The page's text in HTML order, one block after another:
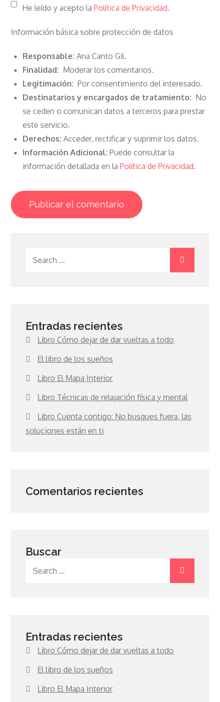
He leído y acepto laPolítica de Privacidad.
Información básica sobre protección de datos
Responsable: Ana Canto Gil.
Finalidad: Moderar los comentarios.
Legitimación: Por consentimiento del interesado.
Destinatarios y encargados de tratamiento: No
se ceden o comunican datos a terceros para prestar
este servicio.
Derechos: Acceder, rectificar y suprimir los datos.
Información Adicional: Puede consultar la
información detallada en laPolítica de Privacidad.
Entradas recientes
Libro Cómo dejar de dar vueltas a todo
El libro de los sueños
Libro El Mapa Interior
Libro Técnicas de relajación física y mental
Libro Cuenta contigo: No busques fuera, las
soluciones están en ti
Comentarios recientes
Buscar
Entradas recientes
Libro Cómo dejar de dar vueltas a todo
El libro de los sueños
Libro El Mapa Interior